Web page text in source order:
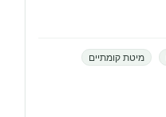
מיטת קומתיים